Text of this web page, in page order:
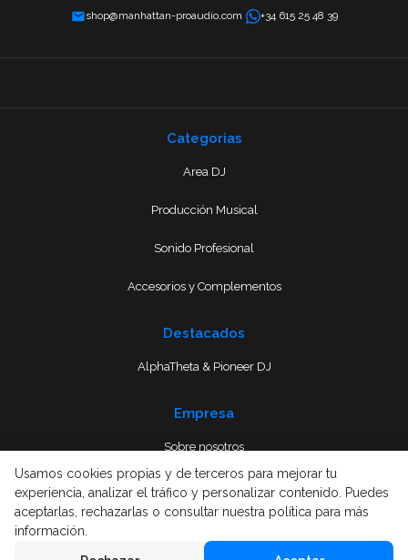
shop@manhattan-proaudio.com
+34 615 25 48 39
Categorias
Area DJ
Producción Musical
Sonido Profesional
Accesorios y Complementos
Destacados
AlphaTheta & Pioneer DJ
Empresa
Sobre nosotros
Usamos cookies propias y de terceros para mejorar tu
experiencia, analizar el tráfico y personalizar contenido. Puedes
aceptarlas, rechazarlas o consultar nuestra política para más
información.